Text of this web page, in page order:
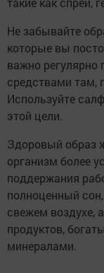
Не забывайте
которые вы
важно регулярно
средствами там,
Используйте
этой цели.
Здоровый образ
организм более
поддержания
полноценный
свежем воздухе,
продуктов,
минералами.